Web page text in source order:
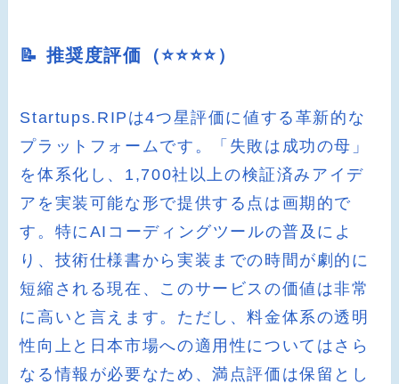
📝 推奨度評価（⭐️⭐️⭐️⭐️）
Startups.RIPは4つ星評価に値する革新的な
プラットフォームです。「失敗は成功の母」
を体系化し、1,700社以上の検証済みアイデ
アを実装可能な形で提供する点は画期的で
す。特にAIコーディングツールの普及によ
り、技術仕様書から実装までの時間が劇的に
短縮される現在、このサービスの価値は非常
に高いと言えます。ただし、料金体系の透明
性向上と日本市場への適用性についてはさら
なる情報が必要なため、満点評価は保留とし